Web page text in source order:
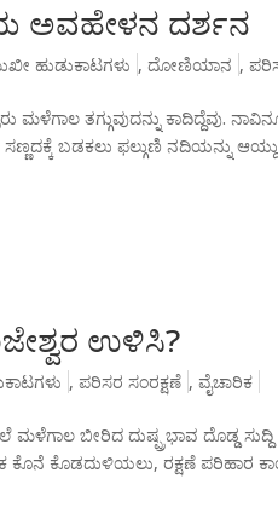
ಅವಹೇಳನ ದರ್ಶನ
ಹುಡುಕಾಟಗಳು ,ದೋಣಿಯಾನ ,
ಮಳೆಗಾಲ ತಗ್ಗುವುದನ್ನು ಕಾದಿದ್ದೆವು.
ಬಡಕಲು ಫಲ್ಗುಣಿ ನದಿಯನ್ನು
ಉಳಿಸಿ?
,ಪರಿಸರ ಸಂರಕ್ಷಣೆ ,ವೈಚಾರಿಕ
ಮಳೆಗಾಲ ಬೀರಿದ ದುಷ್ಪ್ರಭಾವ ದೊಡ್ಡ
ಕೊನೆ ಕೊಡದುಳಿಯಲು, ರಕ್ಷಣೆ ಪರಿಹಾರ